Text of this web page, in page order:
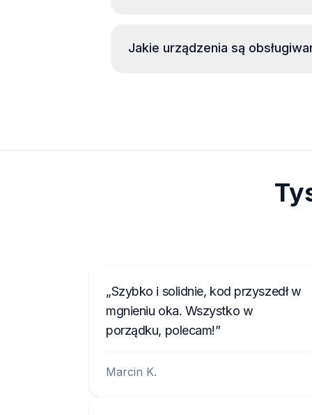
Jakie urządzenia są
Szybko i solidnie, kod przyszedł w
mgnieniu oka. Wszystko w
porządku, polecam!
Marcin K.